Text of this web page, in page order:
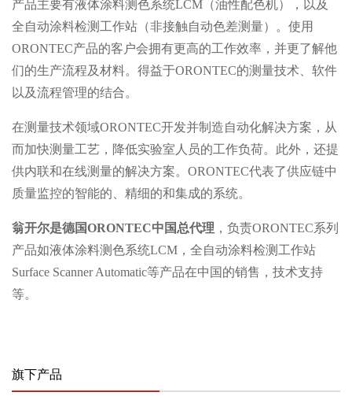
产品主要有液体涂料测色系统LCM（油性配色机），以及
全自动涂料检测工作站（非接触自动色差测量）。使用
ORONTEC产品的客户会拥有更高的工作效率，并更了解他
们的生产流程及材料。得益于ORONTEC的测量技术、软件
以及流程管理的结合。
在测量技术领域ORONTEC开发并制造自动化解决方案，从
而加快测量工艺，降低实验室人员的工作负荷。此外，还提
供内联和在线测量的解决方案。ORONTEC代表了供应链中
质量监控的智能的、精细的和集成的系统。
翁开尔是德国ORONTEC中国总代理 ，负责ORONTEC系列
产品如液体涂料测色系统LCM，全自动涂料检测工作站
Surface Scanner Automatic等产品在中国的销售，技术支持
等。
旗下产品